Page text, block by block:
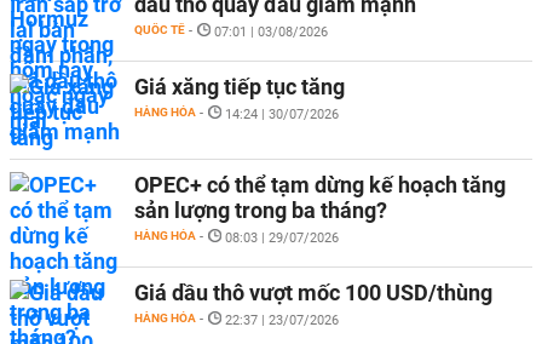
QUỐC TẾ - 07:01 | 03/08/2026
Giá xăng tiếp tục tăng
HÀNG HÓA - 14:24 | 30/07/2026
OPEC+ có thể tạm dừng kế hoạch tăng
sản lượng trong ba tháng?
HÀNG HÓA - 08:03 | 29/07/2026
Giá dầu thô vượt mốc 100 USD/thùng
HÀNG HÓA - 22:37 | 23/07/2026